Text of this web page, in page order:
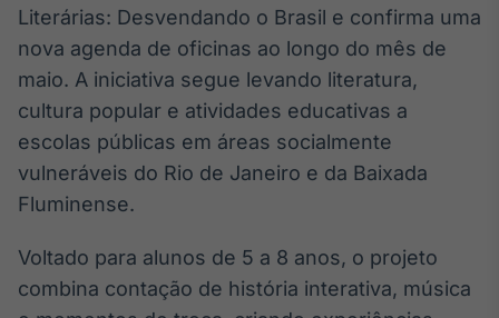
conteúdos e
dados
Broadcast
Ticker
Cotações e
notícias
Broadcast
Literárias: Desvendando o Brasil e confirma uma
nova agenda de oficinas ao longo do mês de
maio. A iniciativa segue levando literatura,
cultura popular e atividades educativas a
escolas públicas em áreas socialmente
vulneráveis do Rio de Janeiro e da Baixada
Fluminense.
Voltado para alunos de 5 a 8 anos, o projeto
combina contação de história interativa, música